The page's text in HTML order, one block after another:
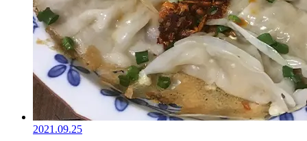
2021.09.25